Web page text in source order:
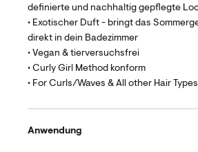
definierte und nachhaltig gepflegte
• Exotischer Duft - bringt das
direkt in dein Badezimmer
• Vegan & tierversuchsfrei
• Curly Girl Method konform
• For Curls/Waves & All other Hair Types
Anwendung